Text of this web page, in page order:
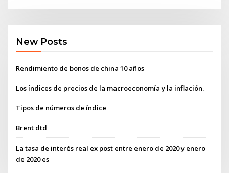
New Posts
Rendimiento de bonos de china 10 años
Los índices de precios de la macroeconomía y la inflación.
Tipos de números de índice
Brent dtd
La tasa de interés real ex post entre enero de 2020 y enero
de 2020 es